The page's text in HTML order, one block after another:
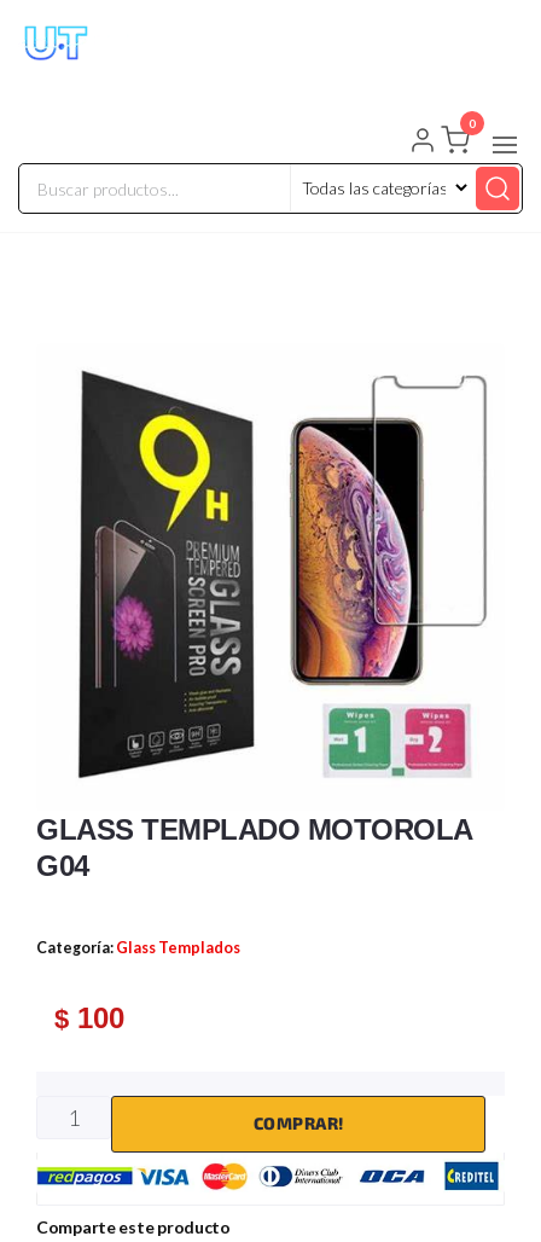
0
GLASS TEMPLADO MOTOROLA
G04
Categoría: Glass Templados
$ 100
COMPRAR!
Comparte este producto